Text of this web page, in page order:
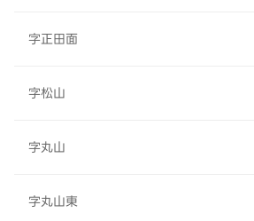
字正田面
字松山
字丸山
字丸山東